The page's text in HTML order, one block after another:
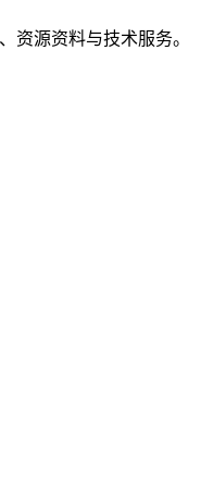
资源资料与技术服务。